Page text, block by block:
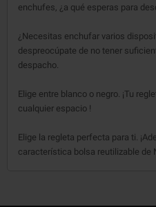
enchufes, ¿a qué esperas para
¿Necesitas enchufar varios
despreocúpate de no tener
despacho.
Elige entre blanco o negro. ¡Tu
cualquier espacio !
Elige la regleta perfecta para ti.
característica bolsa reutilizable de